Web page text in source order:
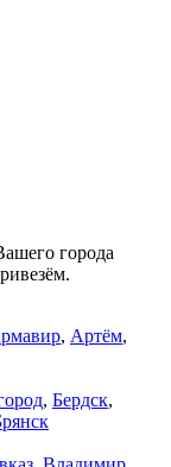
города
, Артём,
, Бердск,